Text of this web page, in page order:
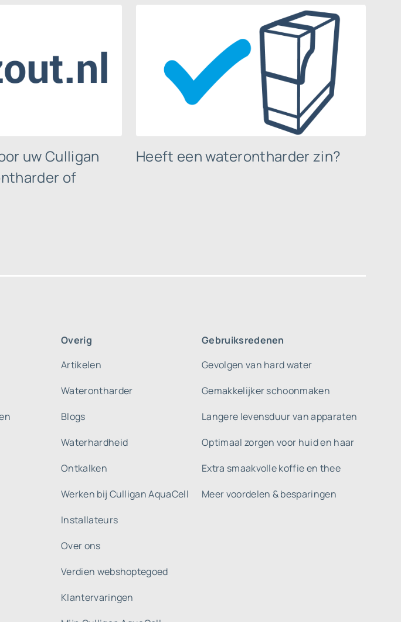
uw Culligan
of
Heeft een waterontharder zin?
Overig
Artikelen
Waterontharder
Blogs
Waterhardheid
Ontkalken
Werken bij Culligan AquaCell
Installateurs
Over ons
Verdien webshoptegoed
Klantervaringen
Gebruiksredenen
Gevolgen van hard water
Gemakkelijker schoonmaken
Langere levensduur van apparaten
Optimaal zorgen voor huid en haar
Extra smaakvolle koffie en thee
Meer voordelen & besparingen